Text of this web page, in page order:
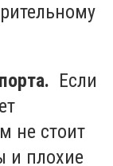
Если
не стоит
и плохие